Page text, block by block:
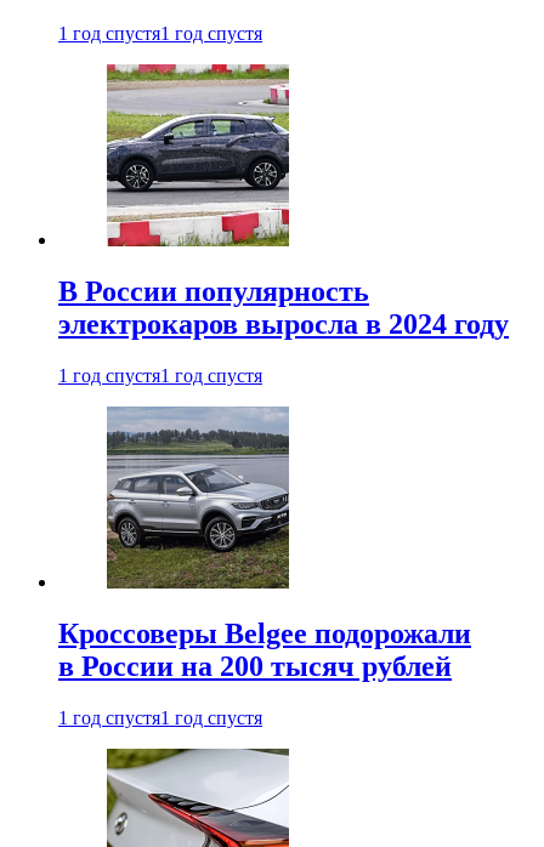
1 год спустя1 год спустя
В России популярность
электрокаров выросла в 2024 году
1 год спустя1 год спустя
Кроссоверы Belgee подорожали
в России на 200 тысяч рублей
1 год спустя1 год спустя